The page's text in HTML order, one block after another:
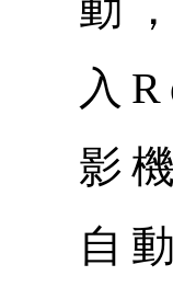
入
影
自